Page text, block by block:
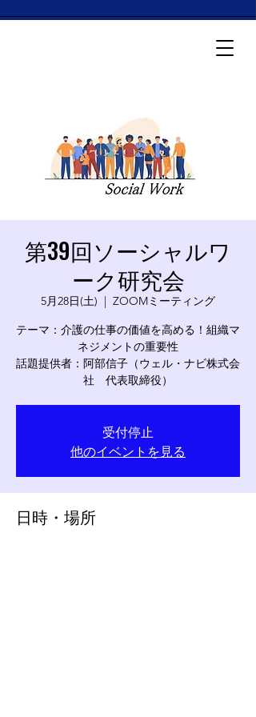
第39回ソーシャルワ
ーク研究会
5月28日(土)
  |
ZOOMミーティング
テーマ：介護の仕事の価値を高める！組織マ
ネジメントの重要性
話題提供者：阿部信子（ウェル・ナビ株式会
社 代表取締役）
受付停止
他のイベントを見る
日時・場所